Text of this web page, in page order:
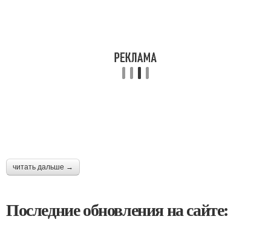
читать дальше →
Последние обновления на сайте: